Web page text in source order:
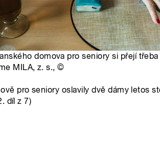
domova pro seniory si přejí
MILA, z. s.,©
pro seniory oslavily dvě dámy letos
díl z 7)